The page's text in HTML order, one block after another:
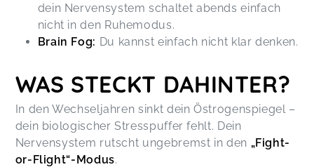
dein Nervensystem schaltet abends einfach
nicht in den Ruhemodus.
Brain Fog: Du kannst einfach nicht klar denken.
WAS STECKT DAHINTER?
In den Wechseljahren sinkt dein Östrogenspiegel –
dein biologischer Stresspuffer fehlt. Dein
Nervensystem rutscht ungebremst in den „Fight-
or-Flight“-Modus.